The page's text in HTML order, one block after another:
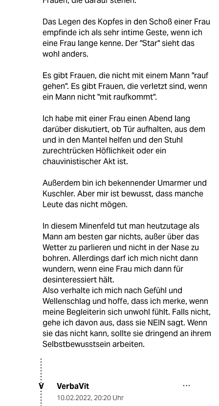
Das Legen des Kopfes in den Schoß einer Frau
empfinde ich als sehr intime Geste, wenn ich
eine Frau lange kenne. Der "Star" sieht das
wohl anders.
Es gibt Frauen, die nicht mit einem Mann "rauf
gehen". Es gibt Frauen, die verletzt sind, wenn
ein Mann nicht "mit raufkommt".
Ich habe mit einer Frau einen Abend lang
darüber diskutiert, ob Tür aufhalten, aus dem
und in den Mantel helfen und den Stuhl
zurechtrücken Höflichkeit oder ein
chauvinistischer Akt ist.
Außerdem bin ich bekennender Umarmer und
Kuschler. Aber mir ist bewusst, dass manche
Leute das nicht mögen.
In diesem Minenfeld tut man heutzutage als
Mann am besten gar nichts, außer über das
Wetter zu parlieren und nicht in der Nase zu
bohren. Allerdings darf ich mich nicht dann
wundern, wenn eine Frau mich dann für
desinteressiert hält.
Also verhalte ich mich nach Gefühl und
Wellenschlag und hoffe, dass ich merke, wenn
meine Begleiterin sich unwohl fühlt. Falls nicht,
gehe ich davon aus, dass sie NEIN sagt. Wenn
sie das nicht kann, sollte sie dringend an ihrem
Selbstbewusstsein arbeiten.
V VerbaVit
10.02.2022, 20:20 Uhr